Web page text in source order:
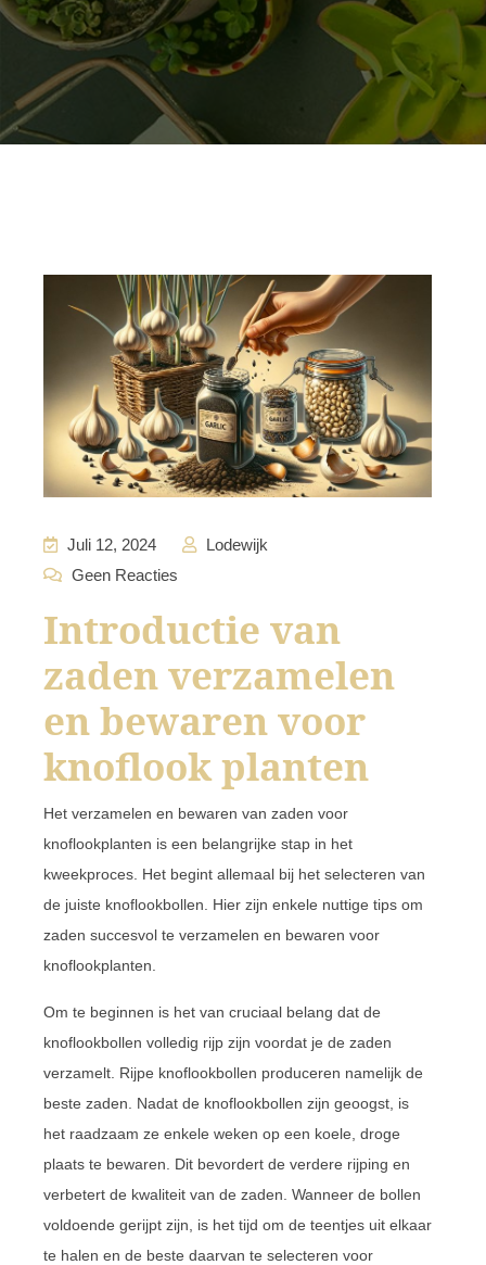
Juli 12, 2024
Lodewijk
Geen Reacties
Introductie van
zaden verzamelen
en bewaren voor
knoflook planten
Het verzamelen en bewaren van zaden voor
knoflookplanten is een belangrijke stap in het
kweekproces. Het begint allemaal bij het selecteren van
de juiste knoflookbollen. Hier zijn enkele nuttige tips om
zaden succesvol te verzamelen en bewaren voor
knoflookplanten.
Om te beginnen is het van cruciaal belang dat de
knoflookbollen volledig rijp zijn voordat je de zaden
verzamelt. Rijpe knoflookbollen produceren namelijk de
beste zaden. Nadat de knoflookbollen zijn geoogst, is
het raadzaam ze enkele weken op een koele, droge
plaats te bewaren. Dit bevordert de verdere rijping en
verbetert de kwaliteit van de zaden. Wanneer de bollen
voldoende gerijpt zijn, is het tijd om de teentjes uit elkaar
te halen en de beste daarvan te selecteren voor